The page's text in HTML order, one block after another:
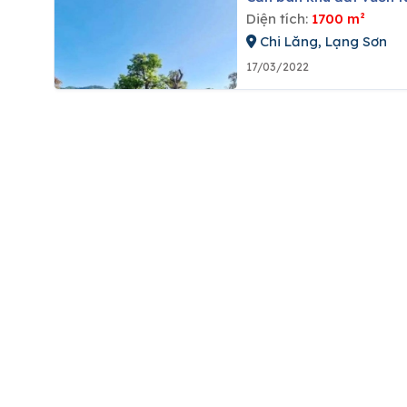
Diện tích: 1700 m²
Chi Lăng, Lạng Sơn
17/03/2022